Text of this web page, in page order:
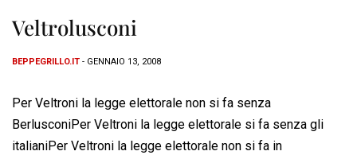
Veltrolusconi
BEPPEGRILLO.IT - GENNAIO 13, 2008
Per Veltroni la legge elettorale non si fa senza
BerlusconiPer Veltroni la legge elettorale si fa senza gli
italianiPer Veltroni la legge elettorale non si fa in